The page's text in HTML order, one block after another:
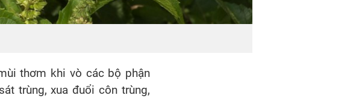
thơm khi vò các bộ phận
trùng, xua đuổi côn trùng,